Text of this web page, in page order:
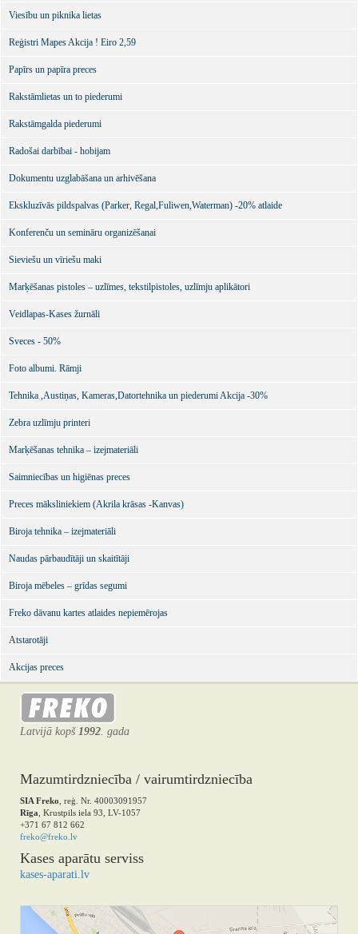
Viesību un piknika lietas
Reģistri Mapes Akcija ! Eiro 2,59
Papīrs un papīra preces
Rakstāmlietas un to piederumi
Rakstāmgalda piederumi
Radošai darbībai - hobijam
Dokumentu uzglabāšana un arhivēšana
Ekskluzīvās pildspalvas (Parker, Regal,Fuliwen,Waterman) -20% atlaide
Konferenču un semināru organizēšanai
Sieviešu un vīriešu maki
Marķēšanas pistoles – uzlīmes, tekstilpistoles, uzlīmju aplikātori
Veidlapas-Kases žurnāli
Sveces - 50%
Foto albumi. Rāmji
Tehnika ,Austiņas, Kameras,Datortehnika un piederumi Akcija -30%
Zebra uzlīmju printeri
Marķēšanas tehnika – izejmateriāli
Saimniecības un higiēnas preces
Preces māksliniekiem (Akrila krāsas -Kanvas)
Biroja tehnika – izejmateriāli
Naudas pārbaudītāji un skaitītāji
Biroja mēbeles – grīdas segumi
Freko dāvanu kartes atlaides nepiemērojas
Atstarotāji
Akcijas preces
Latvijā kopš 1992. gada
Mazumtirdzniecība / vairumtirdzniecība
SIA Freko , reģ. Nr. 40003091957
Rīga , Krustpils iela 93, LV-1057
+371 67 812 662
freko@freko.lv
Kases aparātu serviss
kases-aparati.lv